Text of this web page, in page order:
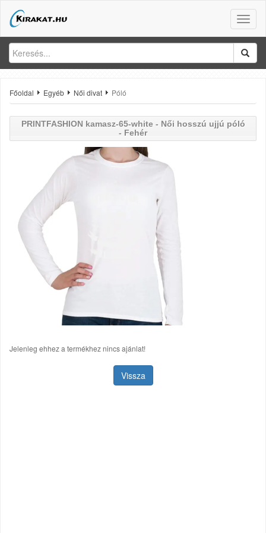
Toggle
Főoldal Egyéb Női divat Póló
PRINTFASHION kamasz-65-white - Női hosszú ujjú póló
- Fehér
Jelenleg ehhez a termékhez nincs ajánlat!
Vissza